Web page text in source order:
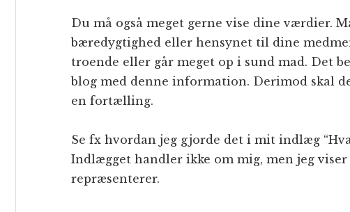
Du må også meget gerne vise dine værdier.
bæredygtighed eller hensynet til dine
troende eller går meget op i sund mad. Det
blog med denne information. Derimod skal
en fortælling.
Se fx hvordan jeg gjorde det i mit indlæg
Indlægget handler ikke om mig, men jeg
repræsenterer.